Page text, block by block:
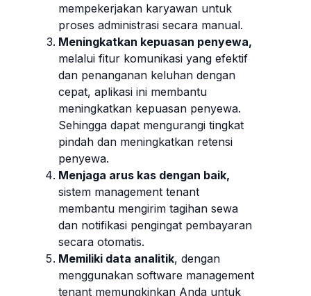
mempekerjakan karyawan untuk
proses administrasi secara manual.
Meningkatkan kepuasan penyewa,
melalui fitur komunikasi yang efektif
dan penanganan keluhan dengan
cepat, aplikasi ini membantu
meningkatkan kepuasan penyewa.
Sehingga dapat mengurangi tingkat
pindah dan meningkatkan retensi
penyewa.
Menjaga arus kas dengan baik,
sistem management tenant
membantu mengirim tagihan sewa
dan notifikasi pengingat pembayaran
secara otomatis.
Memiliki data analitik, dengan
menggunakan software management
tenant memungkinkan Anda untuk